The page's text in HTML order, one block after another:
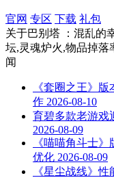
官网 专区 下载 礼包
关于巴别塔 ：混乱的
坛,灵魂炉火,物品掉落
闻
《套圈之王》
作 2026-08-10
育碧多款老游戏
2026-08-09
《喵喵角斗士
优化 2026-08-09
《星尘战线》性